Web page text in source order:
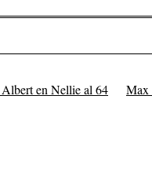
en Nellie al 64
Max